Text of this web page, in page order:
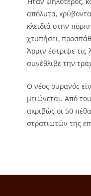
απόλυτα,
κλειδιά στην
χτυπήσει,
Άρμιν έστριψε
συνέθλιβε την
Ο νέος ουρανός
μειώνεται. Από
ακριβώς οι 50
στρατιωτών της